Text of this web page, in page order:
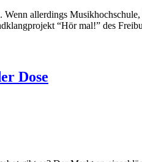
allerdings
“Hör mal!” des
Dose